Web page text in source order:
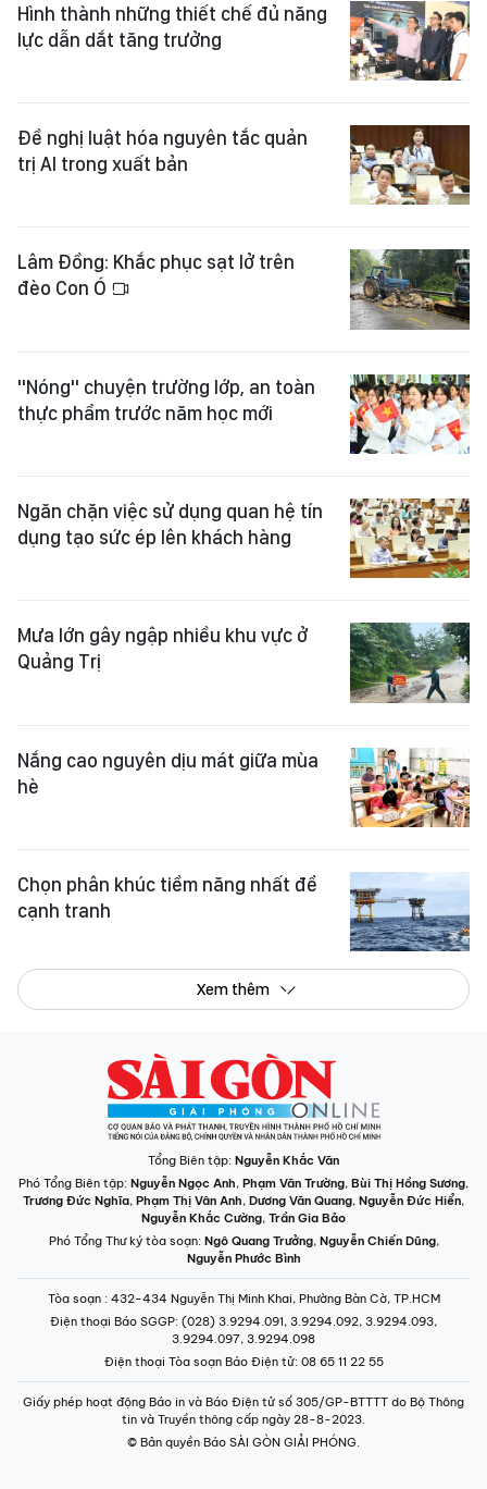
Hình thành những thiết chế đủ năng
lực dẫn dắt tăng trưởng
Đề nghị luật hóa nguyên tắc quản
trị AI trong xuất bản
Lâm Đồng: Khắc phục sạt lở trên
đèo Con Ó
"Nóng" chuyện trường lớp, an toàn
thực phẩm trước năm học mới
Ngăn chặn việc sử dụng quan hệ tín
dụng tạo sức ép lên khách hàng
Mưa lớn gây ngập nhiều khu vực ở
Quảng Trị
Nắng cao nguyên dịu mát giữa mùa
hè
Chọn phân khúc tiềm năng nhất để
cạnh tranh
Xem thêm
Tổng Biên tập: Nguyễn Khắc Văn
Phó Tổng Biên tập: Nguyễn Ngọc Anh, Phạm Văn Trường, Bùi Thị Hồng Sương,
Trương Đức Nghĩa, Phạm Thị Vân Anh, Dương Văn Quang, Nguyễn Đức Hiển,
Nguyễn Khắc Cường, Trần Gia Bảo
Phó Tổng Thư ký tòa soạn: Ngô Quang Trưởng, Nguyễn Chiến Dũng,
Nguyễn Phước Bình
Tòa soạn : 432-434 Nguyễn Thị Minh Khai, Phường Bàn Cờ, TP.HCM
Điện thoại Báo SGGP: (028) 3.9294.091, 3.9294.092, 3.9294.093,
3.9294.097, 3.9294.098
Điện thoại Tòa soạn Báo Điện tử: 08 65 11 22 55
Giấy phép hoạt động Báo in và Báo Điện tử số 305/GP-BTTTT do Bộ Thông
tin và Truyền thông cấp ngày 28-8-2023.
© Bản quyền Báo SÀI GÒN GIẢI PHÓNG.